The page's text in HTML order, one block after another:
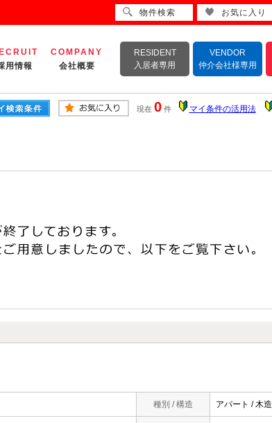
用情報
COMPANY
会社概要
RESIDENT
入居者専用
VENDOR
仲介会社様専用
現在 0 件 マイ条件の活用法
種別 / 構造 アパート / 木造
物件検索 お気に入り